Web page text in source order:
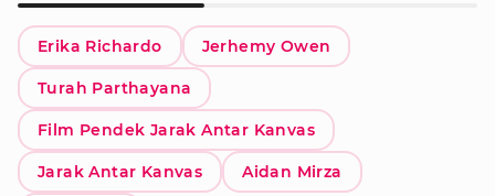
Erika Richardo Jerhemy Owen
Turah Parthayana
Film Pendek Jarak Antar Kanvas
Jarak Antar Kanvas Aidan Mirza